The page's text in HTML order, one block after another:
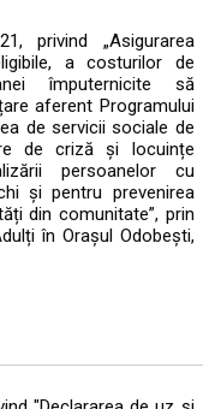
privind „Asigurarea
a costurilor de
împuternicite să
aferent Programului
de servicii sociale de
de criză și locuințe
persoanelor cu
și pentru prevenirea
din comunitate”, prin
în Orașul Odobești,